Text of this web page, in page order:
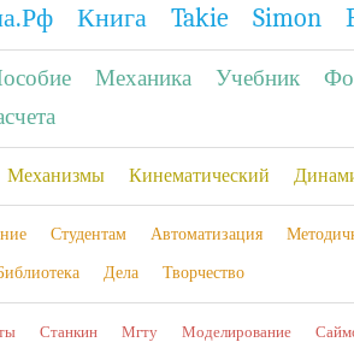
Книга Takie Simon
Механика Учебник
Механизмы Кинематический
Студентам Автоматизация
Дела Творчество
Станкин Мгту Моделирование